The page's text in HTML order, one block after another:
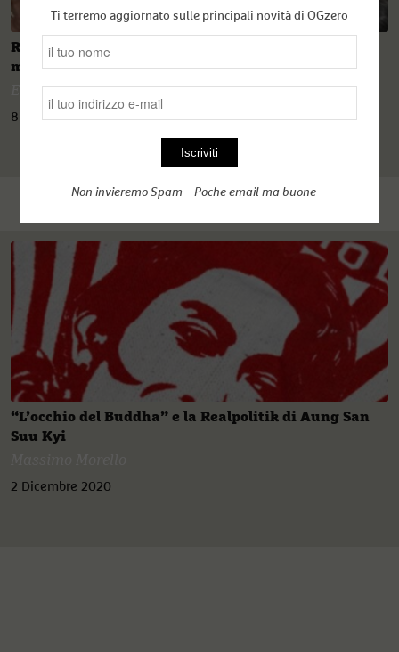
Rohingya: il genocidio silenzioso di una comunità
musulmana nella sua città
Emanuele Giordana
8 Dicembre 2020
“L’occhio del Buddha” e la Realpolitik di Aung San
Suu Kyi
2 Dicembre 2020
Ti terremo aggiornato sulle principali novità di OGzero
Non invieremo Spam – Poche email ma buone –